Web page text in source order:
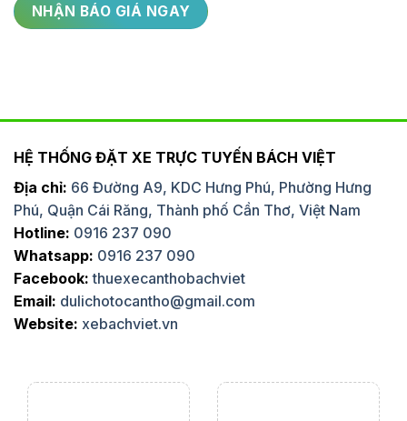
HỆ THỐNG ĐẶT XE TRỰC TUYẾN BÁCH VIỆT
Địa chỉ: 66 Đường A9, KDC Hưng Phú, Phường Hưng
Phú, Quận Cái Răng, Thành phố Cần Thơ, Việt Nam
Hotline: 0916 237 090
Whatsapp: 0916 237 090
Facebook: thuexecanthobachviet
Email: dulichotocantho@gmail.com
Website: xebachviet.vn